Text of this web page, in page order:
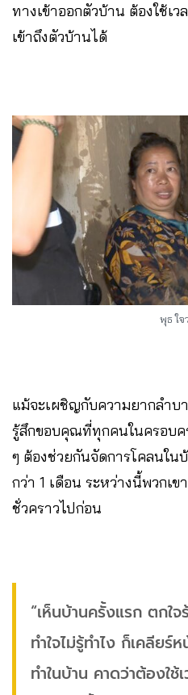
ทางเข้าออกตัวบ้าน ต้องใช้เว
เข้าถึงตัวบ้านได้
พุธ ใจ
แม้จะเผชิญกับความยากลำบ
รู้สึกขอบคุณที่ทุกคนในครอบ
ๆ ต้องช่วยกันจัดการโคลนใน
กว่า 1 เดือน ระหว่างนี้พวกเ
ชั่วคราวไปก่อน
“เห็นบ้านครั้งแรก ตกใ
ทำใจไม่รู้ทำไง ก็เคลียร์
ทำในบ้าน คาดว่าต้องใช้